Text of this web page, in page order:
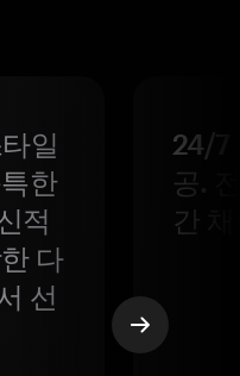
일
한
적
다
선
24/7
공.
간